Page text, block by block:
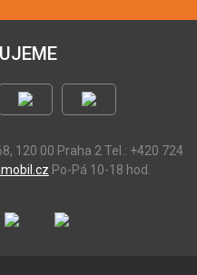
120 00 Praha 2 Tel.: +420 724
Po-Pá 10-18 hod.